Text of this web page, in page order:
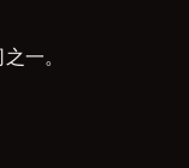
一。